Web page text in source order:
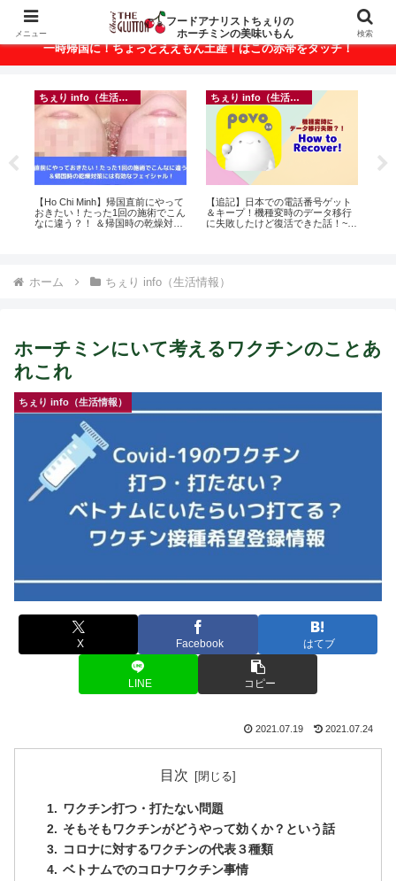
ベトナム・ホーチミンの美味いもんが満載！
一時帰国に！ちょっとええもん土産！はこの赤帯をタッチ！
ちぇり info（生活情報）
【Ho Chi Minh】帰国直前にやって
おきたい！たった1回の施術でこん
なに違う？！ ＆帰国時の乾燥対策
ちぇり info（生活情報）
【追記】日本での電話番号ゲット
＆キープ！機種変時のデータ移行
に失敗したけど復活できた話！~
ホーム ちぇり info（生活情報）
ホーチミンにいて考えるワクチンのことあ
れこれ
ちぇり info（生活情報）
X Facebook はてブ
LINE コピー
2021.07.19 2021.07.24
目次
ワクチン打つ・打たない問題
そもそもワクチンがどうやって効くか？という話
コロナに対するワクチンの代表３種類
ベトナムでのコロナワクチン事情
メニュー
フードアナリストちぇりの
ホーチミンの美味いもん
検索